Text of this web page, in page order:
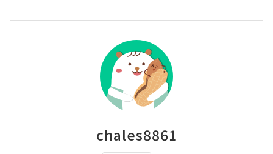
chales8861